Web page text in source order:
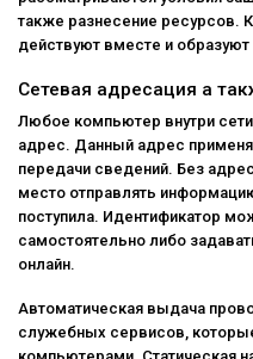
также разнесение ресурсов.
действуют вместе и
Сетевая адресация а
Любое компьютер внутри
адрес. Данный адрес
передачи сведений. Без
место отправлять
поступила. Идентификатор
самостоятельно либо
онлайн.
Автоматическая выдача
служебных сервисов,